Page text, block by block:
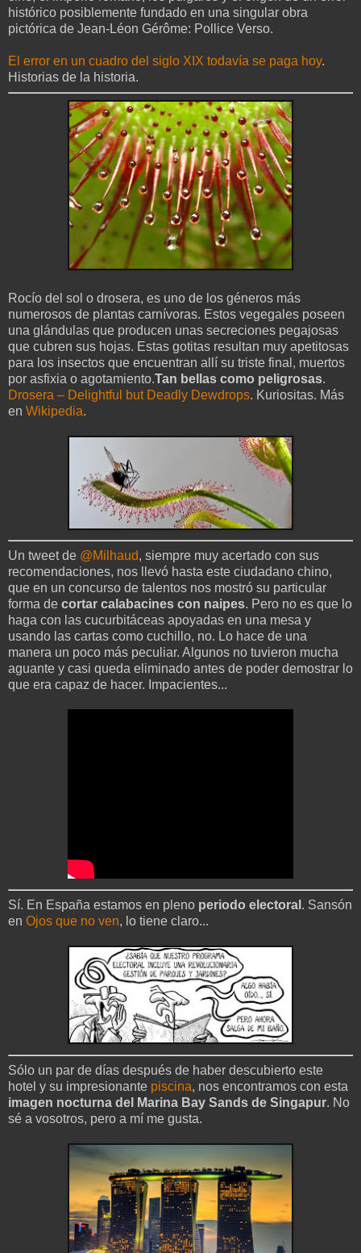
histórico posiblemente fundado en una singular obra
pictórica de Jean-Léon Gérôme: Pollice Verso.
El error en un cuadro del siglo XIX todavía se paga hoy.
Historias de la historia.
Rocío del sol o drosera, es uno de los géneros más
numerosos de plantas carnívoras. Estos vegegales poseen
una glándulas que producen unas secreciones pegajosas
que cubren sus hojas. Estas gotitas resultan muy apetitosas
para los insectos que encuentran allí su triste final, muertos
por asfixia o agotamiento.Tan bellas como peligrosas.
Drosera – Delightful but Deadly Dewdrops. Kuriositas. Más
en Wikipedia.
Un tweet de @Milhaud, siempre muy acertado con sus
recomendaciones, nos llevó hasta este ciudadano chino,
que en un concurso de talentos nos mostró su particular
forma de cortar calabacines con naipes. Pero no es que lo
haga con las cucurbitáceas apoyadas en una mesa y
usando las cartas como cuchillo, no. Lo hace de una
manera un poco más peculiar. Algunos no tuvieron mucha
aguante y casi queda eliminado antes de poder demostrar lo
que era capaz de hacer. Impacientes...
Sí. En España estamos en pleno periodo electoral . Sansón
en Ojos que no ven, lo tiene claro...
Sólo un par de días después de haber descubierto este
hotel y su impresionante piscina, nos encontramos con esta
imagen nocturna del Marina Bay Sands de Singapur. No
sé a vosotros, pero a mí me gusta.